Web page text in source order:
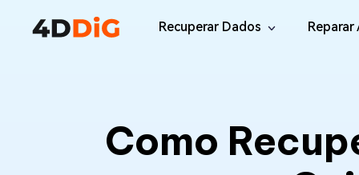
Recuperar Dados
Recuperar Arquivos Apagados de Win
Reparar
Email
Como